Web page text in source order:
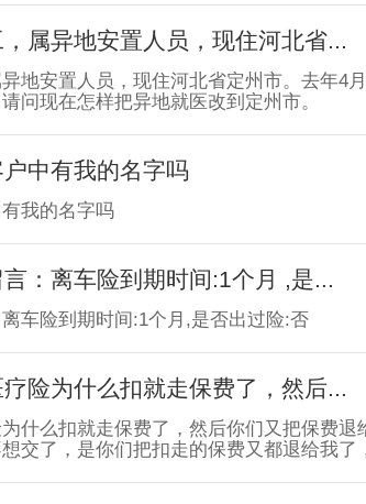
属异地安置人员，现住河北省...
地安置人员，现住河北省定州市。去年4
问现在怎样把异地就医改到定州市。
中有我的名字吗
我的名字吗
：离车险到期时间:1个月 ,是...
车险到期时间:1个月,是否出过险:否
险为什么扣就走保费了，然后...
什么扣就走保费了，然后你们又把保费
交了，是你们把扣走的保费又都退给我